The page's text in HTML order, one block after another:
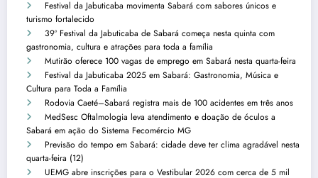
Festival da Jabuticaba movimenta Sabará com sabores únicos e
turismo fortalecido
39º Festival da Jabuticaba de Sabará começa nesta quinta com
gastronomia, cultura e atrações para toda a família
Mutirão oferece 100 vagas de emprego em Sabará nesta quarta-feira
Festival da Jabuticaba 2025 em Sabará: Gastronomia, Música e
Cultura para Toda a Família
Rodovia Caeté–Sabará registra mais de 100 acidentes em três anos
MedSesc Oftalmologia leva atendimento e doação de óculos a
Sabará em ação do Sistema Fecomércio MG
Previsão do tempo em Sabará: cidade deve ter clima agradável nesta
quarta-feira (12)
UEMG abre inscrições para o Vestibular 2026 com cerca de 5 mil